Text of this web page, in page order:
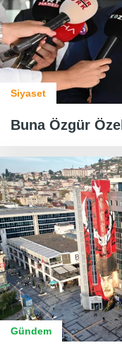
Siyaset
Buna Özgür
Gündem